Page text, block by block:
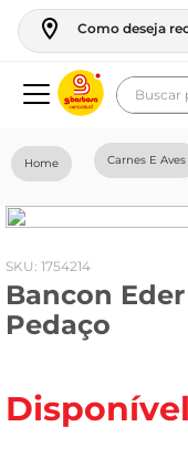
Como deseja
Buscar
Carnes E Aves
: 1754214
Bancon
Pedaço
geladeira
fogao
café
cerveja
vinho